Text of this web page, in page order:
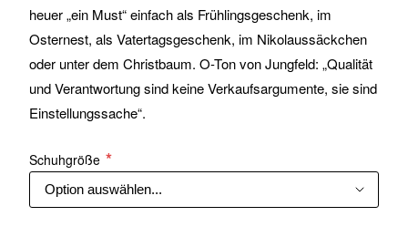
heuer „ein Must“ einfach als Frühlingsgeschenk, im
Osternest, als Vatertagsgeschenk, im Nikolaussäckchen
oder unter dem Christbaum. O-Ton von Jungfeld: „Qualität
und Verantwortung sind keine Verkaufsargumente, sie sind
Einstellungssache“.
Schuhgröße